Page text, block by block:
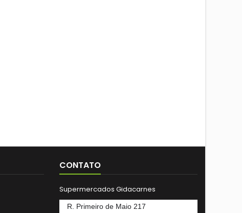
CONTATO
Supermercados Gidacarnes
R. Primeiro de Maio 217